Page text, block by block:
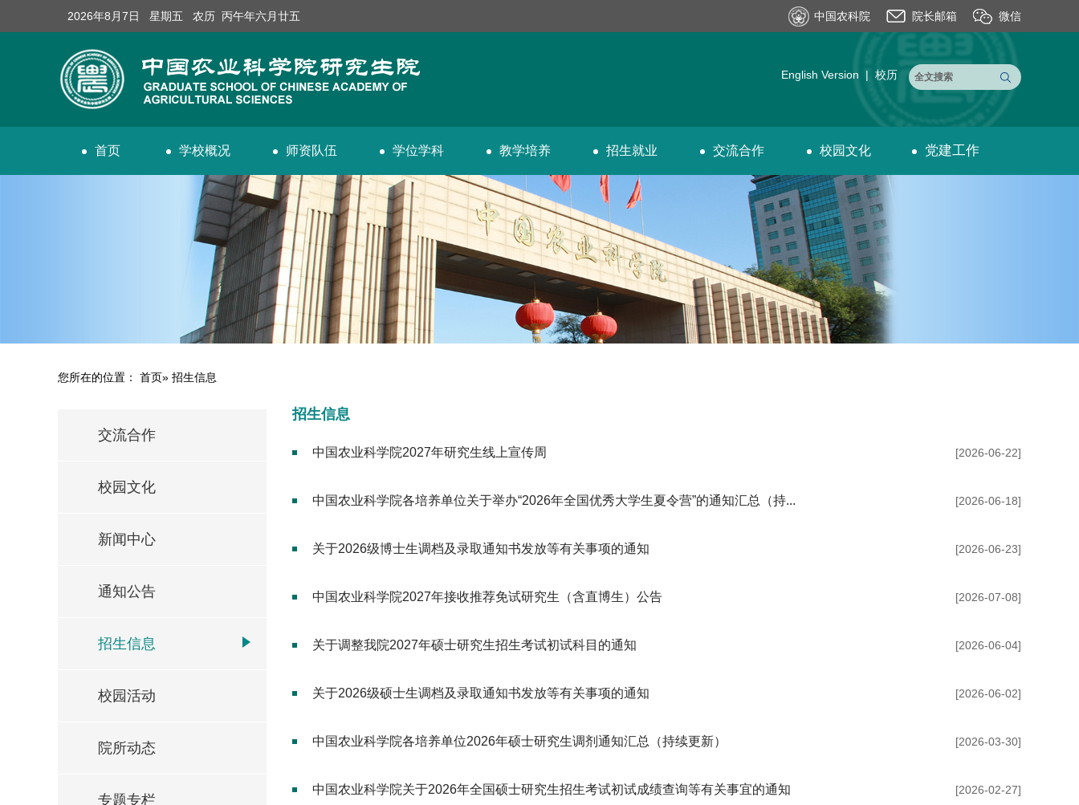
2026年8月7日 星期五 农历 丙午年六月廿五 中国农科院 院长邮箱 微信
English Version | 校历
首页 学校概况 师资队伍 学位学科 教学培养 招生就业 交流合作 校园文化 党建工作
您所在的位置： 首页» 招生信息
交流合作
校园文化
新闻中心
通知公告
招生信息
校园活动
院所动态
专题专栏
招生信息
[2026-06-22]
中国农业科学院2027年研究生线上宣传周
[2026-06-18]
中国农业科学院各培养单位关于举办“2026年全国优秀大学生夏令营”的通知汇总（持...
[2026-06-23]
关于2026级博士生调档及录取通知书发放等有关事项的通知
[2026-07-08]
中国农业科学院2027年接收推荐免试研究生（含直博生）公告
[2026-06-04]
关于调整我院2027年硕士研究生招生考试初试科目的通知
[2026-06-02]
关于2026级硕士生调档及录取通知书发放等有关事项的通知
[2026-03-30]
中国农业科学院各培养单位2026年硕士研究生调剂通知汇总（持续更新）
[2026-02-27]
中国农业科学院关于2026年全国硕士研究生招生考试初试成绩查询等有关事宜的通知